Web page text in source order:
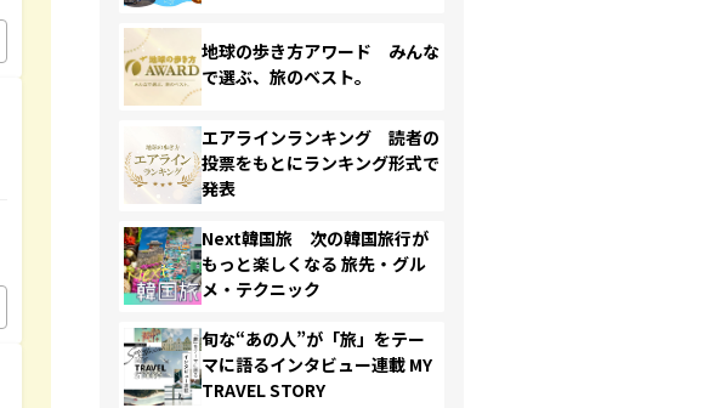
地球の歩き方アワード みんな
で選ぶ、旅のベスト。
エアラインランキング 読者の
投票をもとにランキング形式で
発表
Next韓国旅 次の韓国旅行が
もっと楽しくなる 旅先・グル
メ・テクニック
旬な“あの人”が「旅」をテー
マに語るインタビュー連載 MY
TRAVEL STORY